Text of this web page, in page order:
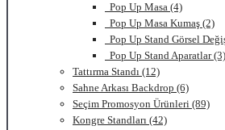
Pop Up Masa (4)
Pop Up Masa Kumaş (2)
Pop Up Stand Görsel
Pop Up Stand Aparatlar (3)
Tattırma Standı (12)
Sahne Arkası Backdrop (6)
Seçim Promosyon Ürünleri (89)
Kongre Standları (42)